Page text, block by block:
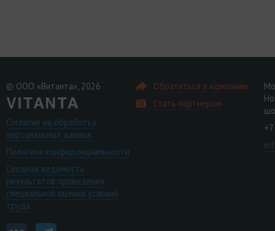
© ООО «Витанта», 2026
Согласие на обработку
персональных данных
Политика конфиденциальности
Сводная ведомость
результатов проведения
специальной оценки условий
труда
Обратиться в компанию
Стать партнером